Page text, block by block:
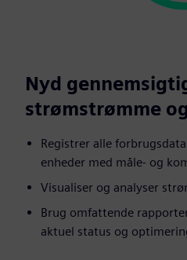
Nyd
strømstrømme
Registrer alle
enheder med måle- og
Visualiser og analyser
Brug omfattende
aktuel status og